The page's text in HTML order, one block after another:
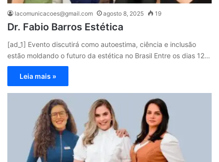
lacomunicacoes@gmail.com agosto 8, 2025 19
Dr. Fabio Barros Estética
[ad_1] Evento discutirá como autoestima, ciência e inclusão
estão moldando o futuro da estética no Brasil Entre os dias 12…
Leia mais »